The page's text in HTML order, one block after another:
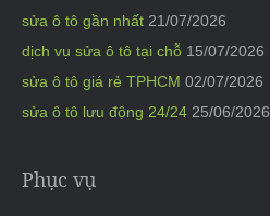
sửa ô tô gần nhất 21/07/2026
dịch vụ sửa ô tô tại chỗ 15/07/2026
sửa ô tô giá rẻ TPHCM 02/07/2026
sửa ô tô lưu động 24/24 25/06/2026
Phục vụ